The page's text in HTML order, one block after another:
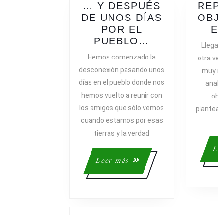
… Y DESPUÉS
DE UNOS DÍAS
POR EL
PUEBLO…
Y
DESPUÉS
DE
UNOS
DÍAS
POR
EL
Hemos comenzado la
desconexión pasando unos
días en el pueblo donde nos
hemos vuelto a reunir con
los amigos que sólo vemos
cuando estamos por esas
tierras y la verdad
Leer más
Leer
más
otra
muy